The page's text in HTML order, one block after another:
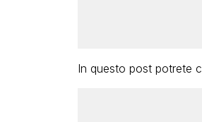
In questo post potrete